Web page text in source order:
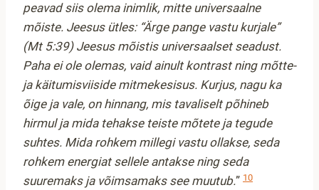
peavad siis olema inimlik, mitte universaalne
mõiste. Jeesus ütles: “Ärge pange vastu kurjale”
(Mt 5:39) Jeesus mõistis universaalset seadust.
Paha ei ole olemas, vaid ainult kontrast ning mõtte-
ja käitumisviiside mitmekesisus. Kurjus, nagu ka
õige ja vale, on hinnang, mis tavaliselt põhineb
hirmul ja mida tehakse teiste mõtete ja tegude
suhtes. Mida rohkem millegi vastu ollakse, seda
rohkem energiat sellele antakse ning seda
suuremaks ja võimsamaks see muutub.” 10